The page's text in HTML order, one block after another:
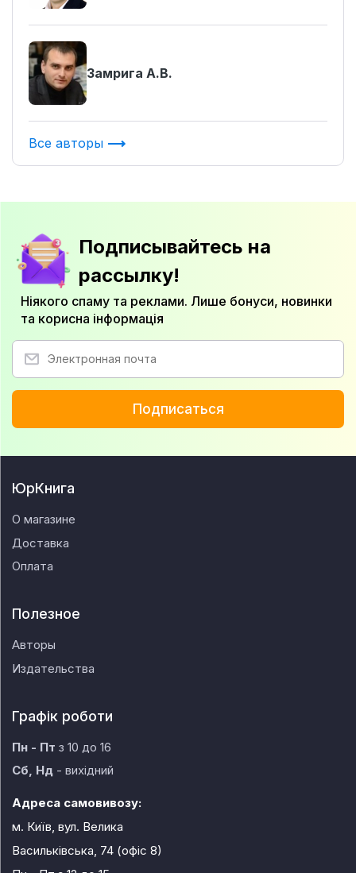
Замрига А.В.
Все авторы
Подписывайтесь на
рассылку!
Ніякого спаму та реклами. Лише бонуси, новинки
та корисна інформація
Подписаться
ЮрКнига
О магазине
Доставка
Оплата
Полезное
Авторы
Издательства
Графік роботи
Пн - Пт з 10 до 16
Сб, Нд - вихідний
Адреса самовивозу:
м. Київ, вул. Велика
Васильківська, 74 (офіс 8)